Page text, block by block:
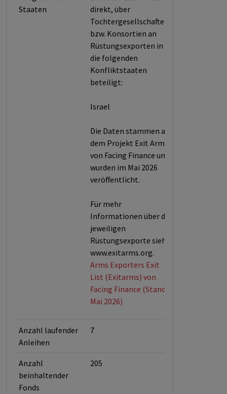
Staaten
direkt, über
Tochtergesellschaften
bzw. Konsortien an
Rüstungsexporten in
die folgenden
Konfliktstaaten
beteiligt:
Israel
Die Daten stammen aus
dem Projekt Exit Arms
von Facing Finance und
wurden im Mai 2026
veröffentlicht.
Für mehr
Informationen über die
jeweiligen
Rüstungsexporte siehe
www.exitarms.org.
Arms Exporters Exit
List (Exitarms) von
Facing Finance (Stand:
Mai 2026)
Anzahl laufender
Anleihen
7
Anzahl
beinhaltender
Fonds
205